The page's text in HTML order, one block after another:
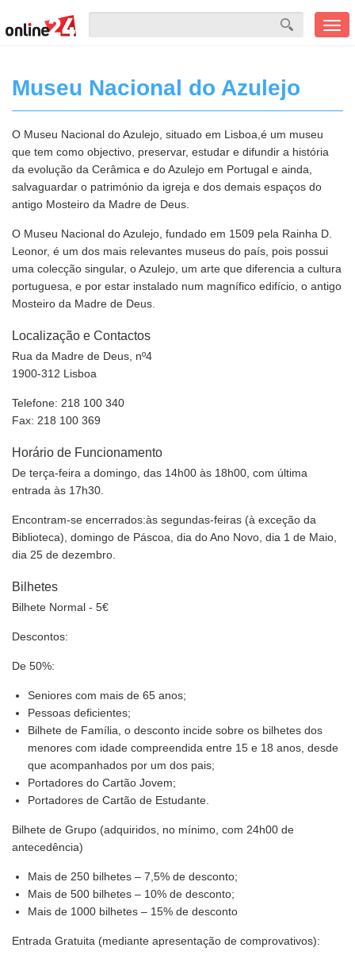
Museu Nacional do Azulejo
O Museu Nacional do Azulejo, situado em Lisboa,é um museu
que tem como objectivo, preservar, estudar e difundir a história
da evolução da Cerâmica e do Azulejo em Portugal e ainda,
salvaguardar o património da igreja e dos demais espaços do
antigo Mosteiro da Madre de Deus.
O Museu Nacional do Azulejo, fundado em 1509 pela Rainha D.
Leonor, é um dos mais relevantes museus do país, pois possui
uma colecção singular, o Azulejo, um arte que diferencia a cultura
portuguesa, e por estar instalado num magnífico edifício, o antigo
Mosteiro da Madre de Deus.
Localização e Contactos
Rua da Madre de Deus, nº4
1900-312 Lisboa
Telefone: 218 100 340
Fax: 218 100 369
Horário de Funcionamento
De terça-feira a domingo, das 14h00 às 18h00, com última
entrada às 17h30.
Encontram-se encerrados:às segundas-feiras (à exceção da
Biblioteca), domingo de Páscoa, dia do Ano Novo, dia 1 de Maio,
dia 25 de dezembro.
Bilhetes
Bilhete Normal - 5€
Descontos:
De 50%:
Seniores com mais de 65 anos;
Pessoas deficientes;
Bilhete de Família, o desconto incide sobre os bilhetes dos
menores com idade compreendida entre 15 e 18 anos, desde
que acompanhados por um dos pais;
Portadores do Cartão Jovem;
Portadores de Cartão de Estudante.
Bilhete de Grupo (adquiridos, no mínimo, com 24h00 de
antecedência)
Mais de 250 bilhetes – 7,5% de desconto;
Mais de 500 bilhetes – 10% de desconto;
Mais de 1000 bilhetes – 15% de desconto
Entrada Gratuita (mediante apresentação de comprovativos):